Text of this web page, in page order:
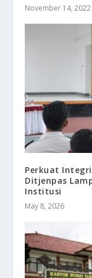
November 14, 2022
Perkuat
Ditjenpas
Institusi
May 8, 2026